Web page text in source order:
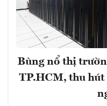
Bùng nổ thị
TP.HCM, thu hút